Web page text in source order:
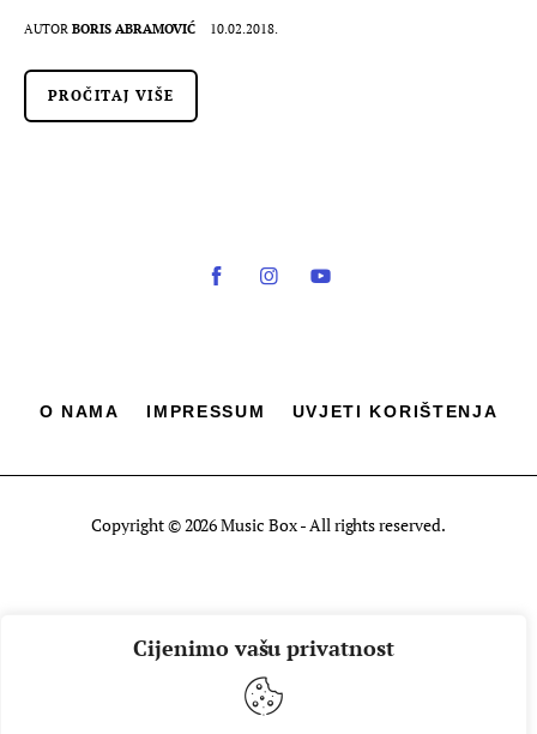
Cijenimo vašu privatnost
AUTOR BORIS ABRAMOVIĆ 10.02.2018.
PROČITAJ VIŠE
O NAMA IMPRESSUM UVJETI KORIŠTENJA
Copyright © 2026 Music Box - All rights reserved.